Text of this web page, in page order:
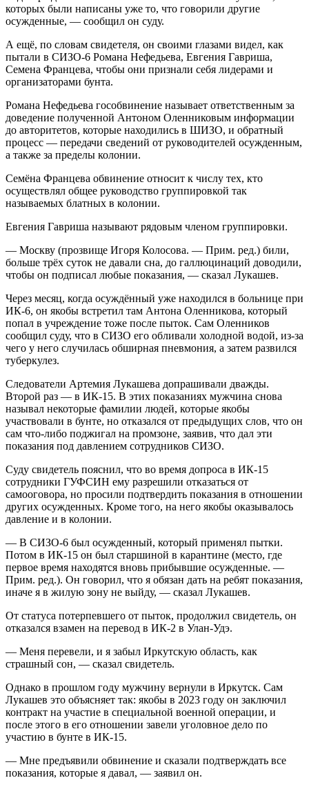
которых были написаны уже то, что говорили другие
осужденные, — сообщил он суду.
А ещё, по словам свидетеля, он своими глазами видел, как
пытали в СИЗО-6 Романа Нефедьева, Евгения Гавриша,
Семена Францева, чтобы они признали себя лидерами и
организаторами бунта.
Романа Нефедьева гособвинение называет ответственным за
доведение полученной Антоном Оленниковым информации
до авторитетов, которые находились в ШИЗО, и обратный
процесс — передачи сведений от руководителей осужденным,
а также за пределы колонии.
Семёна Францева обвинение относит к числу тех, кто
осуществлял общее руководство группировкой так
называемых блатных в колонии.
Евгения Гавриша называют рядовым членом группировки.
— Москву (прозвище Игоря Колосова. — Прим. ред.) били,
больше трёх суток не давали сна, до галлюцинаций доводили,
чтобы он подписал любые показания, — сказал Лукашев.
Через месяц, когда осуждённый уже находился в больнице при
ИК-6, он якобы встретил там Антона Оленникова, который
попал в учреждение тоже после пыток. Сам Оленников
сообщил суду, что в СИЗО его обливали холодной водой, из-за
чего у него случилась обширная пневмония, а затем развился
туберкулез.
Следователи Артемия Лукашева допрашивали дважды.
Второй раз — в ИК-15. В этих показаниях мужчина снова
называл некоторые фамилии людей, которые якобы
участвовали в бунте, но отказался от предыдущих слов, что он
сам что-либо поджигал на промзоне, заявив, что дал эти
показания под давлением сотрудников СИЗО.
Суду свидетель пояснил, что во время допроса в ИК-15
сотрудники ГУФСИН ему разрешили отказаться от
самооговора, но просили подтвердить показания в отношении
других осужденных. Кроме того, на него якобы оказывалось
давление и в колонии.
— В СИЗО-6 был осужденный, который применял пытки.
Потом в ИК-15 он был старшиной в карантине (место, где
первое время находятся вновь прибывшие осужденные. —
Прим. ред.). Он говорил, что я обязан дать на ребят показания,
иначе я в жилую зону не выйду, — сказал Лукашев.
От статуса потерпевшего от пыток, продолжил свидетель, он
отказался взамен на перевод в ИК-2 в Улан-Удэ.
— Меня перевели, и я забыл Иркутскую область, как
страшный сон, — сказал свидетель.
Однако в прошлом году мужчину вернули в Иркутск. Сам
Лукашев это объясняет так: якобы в 2023 году он заключил
контракт на участие в специальной военной операции, и
после этого в его отношении завели уголовное дело по
участию в бунте в ИК-15.
— Мне предъявили обвинение и сказали подтверждать все
показания, которые я давал, — заявил он.